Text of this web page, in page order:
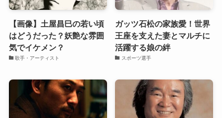
【画像】土屋昌巳の若い頃
はどうだった？妖艶な雰囲
気でイケメン？
歌手・アーティスト
ガッツ石松の家族愛！世界
王座を支えた妻とマルチに
活躍する娘の絆
スポーツ選手